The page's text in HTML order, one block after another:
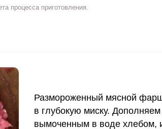
10 мкг
процесса приготовления.
Размороженный мясной
в глубокую миску.
вымоченным в воде хлебом,
или